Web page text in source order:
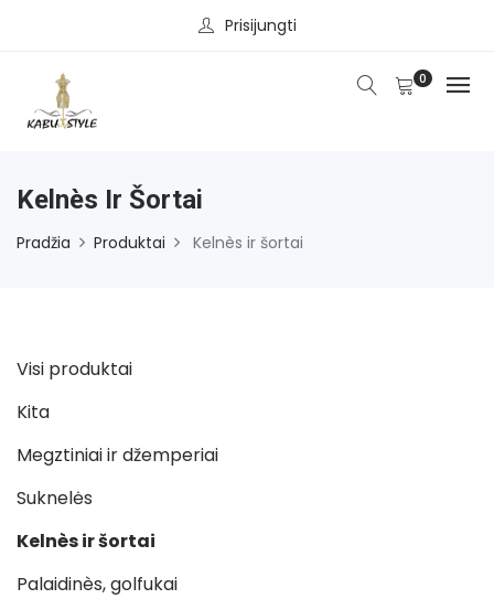
Prisijungti
0
Kelnès Ir Šortai
Pradžia Produktai Kelnès ir šortai
Visi produktai
Kita
Megztiniai ir džemperiai
Suknelės
Kelnès ir šortai
Palaidinès, golfukai